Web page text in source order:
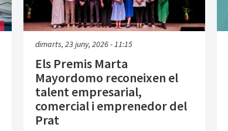
dimarts, 23 juny, 2026 - 11:15
Els Premis Marta
Mayordomo reconeixen el
talent empresarial,
comercial i emprenedor del
Prat